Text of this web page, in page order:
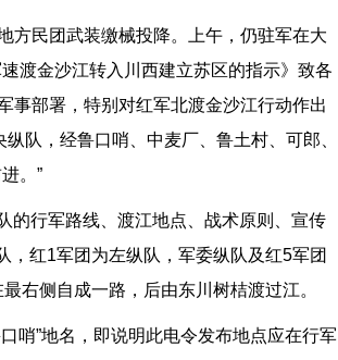
方民团武装缴械投降。上午，仍驻军在大
渡金沙江转入川西建立苏区的指示》致各
事部署，特别对红军北渡金沙江行动作出
队，经鲁口哨、中麦厂、鲁土村、可郎、
。”
的行军路线、渡江地点、战术原则、宣传
红1军团为左纵队，军委纵队及红5军团
右侧自成一路，后由东川树桔渡过江。
哨”地名，即说明此电令发布地点应在行军